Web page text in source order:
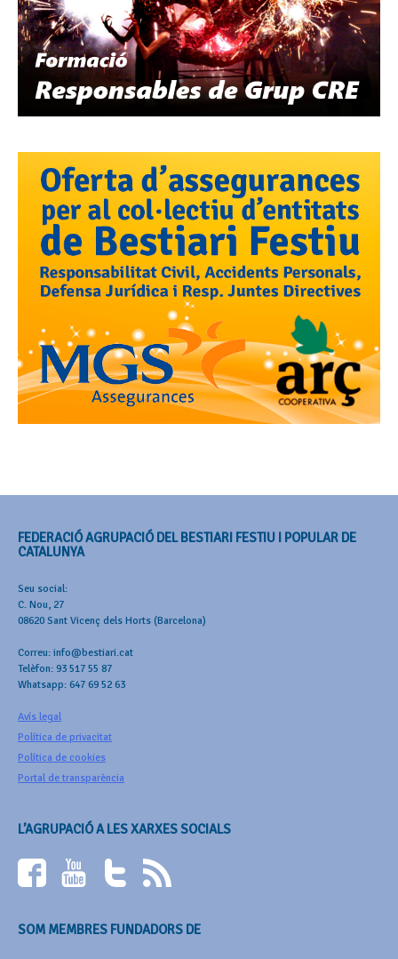
FEDERACIÓ AGRUPACIÓ DEL BESTIARI FESTIU I POPULAR DE
CATALUNYA
Seu social:
C. Nou, 27
08620 Sant Vicenç dels Horts (Barcelona)
Correu: info@bestiari.cat
Telèfon: 93 517 55 87
Whatsapp: 647 69 52 63
Avís legal
Política de privacitat
Política de cookies
Portal de transparència
L’AGRUPACIÓ A LES XARXES SOCIALS
SOM MEMBRES FUNDADORS DE